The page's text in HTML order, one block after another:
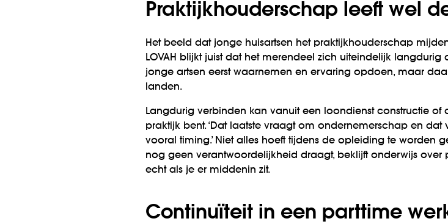
Praktijkhouderschap leeft wel
Het beeld dat jonge huisartsen het praktijkhouderschap
LOVAH blijkt juist dat het merendeel zich uiteindelijk langdurig
jonge artsen eerst waarnemen en ervaring opdoen, maar
landen.
Langdurig verbinden kan vanuit een loondienst constructie
praktijk bent. ‘Dat laatste vraagt om ondernemerschap en dat
vooral timing.’ Niet alles hoeft tijdens de opleiding te worden
nog geen verantwoordelijkheid draagt, beklijft onderwijs over
echt als je er middenin zit.
Continuïteit in een parttime